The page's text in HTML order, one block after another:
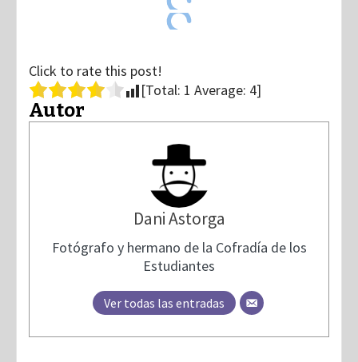
Click to rate this post!
[Total: 1 Average: 4]
Autor
Dani Astorga
Fotógrafo y hermano de la Cofradía de los
Estudiantes
Ver todas las entradas